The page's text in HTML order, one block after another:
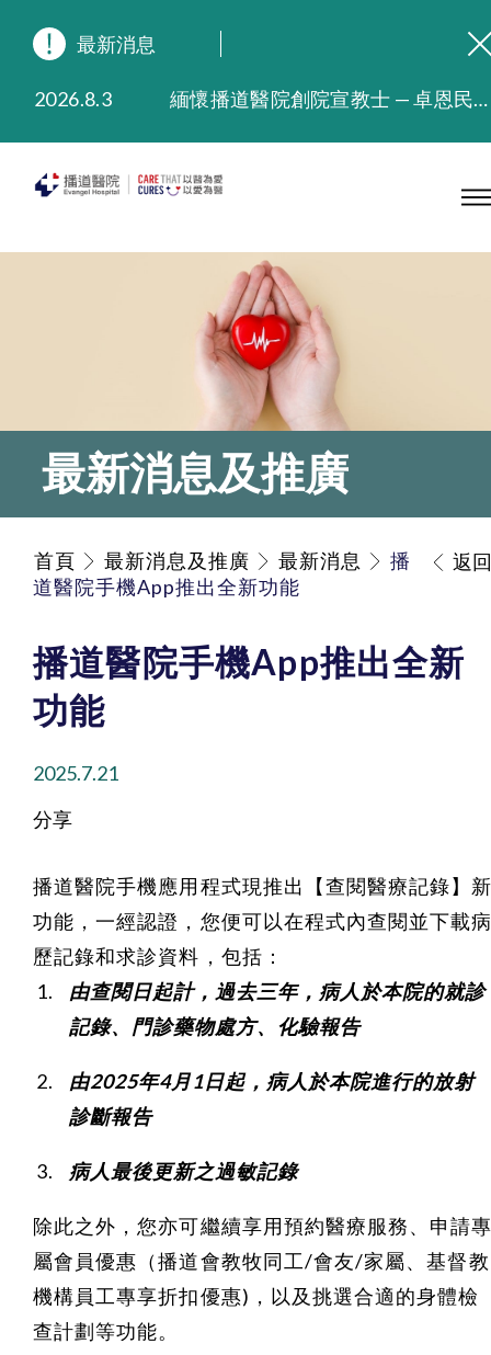
最新消息
2026.8.3
緬懷播道醫院創院宣教士 — 卓恩民醫生香港追思會
2025.9.23
本院在暴雨或颱風警告信號 (包括黑色暴雨及8號或以上熱帶氣旋警告信號) 下，仍會維持有限度服務。如有查詢，可致電2711 5222。
2025.7.21
播道醫院手機App已推出查閱病歷記錄及求診資料功能，請即下載
最新消息及推廣
首頁 最新消息及推廣 最新消息
播
道醫院手機App推出全新功能
返回
播道醫院手機App推出全新
功能
2025.7.21
分享
播道醫院手機應用程式現推出【查閱醫療記錄】
功能，一經認證，您便可以在程式內查閱並下載
歷記錄和求診資料，包括：
由查閱日起計，過去三年，病人於本院的就診
記錄、門診藥物處方、化驗報告
由2025年4月1日起，病人於本院進行的放射
診斷報告
病人最後更新之過敏記錄
除此之外，您亦可繼續享用預約醫療服務、申請
屬會員優惠（播道會教牧同工/會友/家屬、基督教
機構員工專享折扣優惠)，以及挑選合適的身體檢
查計劃等功能。